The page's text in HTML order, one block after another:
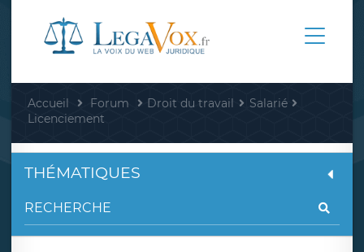
Accueil Forum Droit du travail
Salarié
Licenciement
THÉMATIQUES